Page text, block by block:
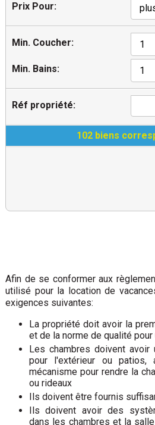
Prix Pour:
Min. Coucher:
Min. Bains:
Réf propriété:
102 biens
Afin de se conformer aux
utilisé pour la location de
exigences suivantes:
La propriété doit avoir la
et de la norme de qualité
Les chambres doivent avoir
pour l'extérieur ou
mécanisme pour rendre la
ou rideaux
Ils doivent être fournis
Ils doivent avoir des
dans les chambres et la